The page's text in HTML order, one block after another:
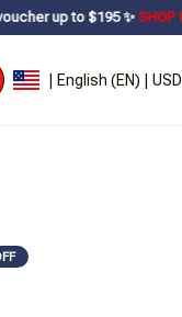
ㅤSHOP NOW ⬇
| English (EN) | USD